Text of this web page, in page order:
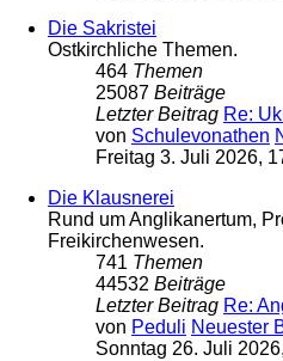
Die Sakristei
Ostkirchliche Themen.
464 Themen
25087 Beiträge
Letzter Beitrag Re:
von Schulevonathen
Freitag 3. Juli 2026,
Die Klausnerei
Rund um Anglikanertum,
Freikirchenwesen.
741 Themen
44532 Beiträge
Letzter Beitrag Re:
von Peduli Neuester
Sonntag 26. Juli